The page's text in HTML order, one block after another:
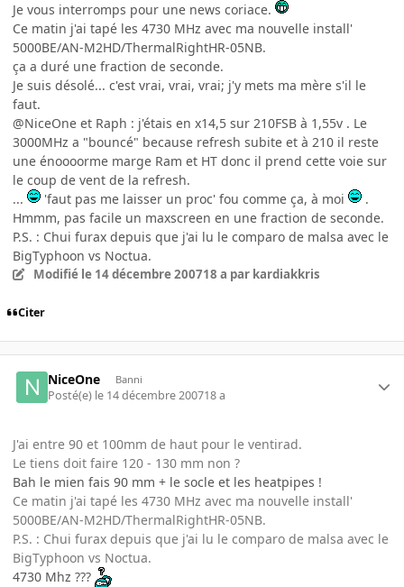
Je vous interromps pour une news coriace.
Ce matin j'ai tapé les 4730 MHz avec ma nouvelle install'
5000BE/AN-M2HD/ThermalRightHR-05NB.
ça a duré une fraction de seconde.
Je suis désolé... c'est vrai, vrai, vrai; j'y mets ma mère s'il le
faut.
@NiceOne et Raph : j'étais en x14,5 sur 210FSB à 1,55v . Le
3000MHz a "bouncé" because refresh subite et à 210 il reste
une énoooorme marge Ram et HT donc il prend cette voie sur
le coup de vent de la refresh.
...
'faut pas me laisser un proc' fou comme ça, à moi
.
Hmmm, pas facile un maxscreen en une fraction de seconde.
P.S. : Chui furax depuis que j'ai lu le comparo de malsa avec le
BigTyphoon vs Noctua.
Modifié le 14 décembre 200718 a par kardiakkris
Citer
NiceOne Banni
Posté(e) le 14 décembre 200718 a
J'ai entre 90 et 100mm de haut pour le ventirad.
Le tiens doit faire 120 - 130 mm non ?
Bah le mien fais 90 mm + le socle et les heatpipes !
Ce matin j'ai tapé les 4730 MHz avec ma nouvelle install'
5000BE/AN-M2HD/ThermalRightHR-05NB.
P.S. : Chui furax depuis que j'ai lu le comparo de malsa avec le
BigTyphoon vs Noctua.
4730 Mhz ???